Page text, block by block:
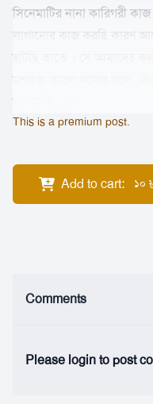
সিনেমাটির নানা কারিগরী
লাগানোর কাজ করছি কারণ
This is a premium post.
Add to cart: 10
Comments
Please login to post